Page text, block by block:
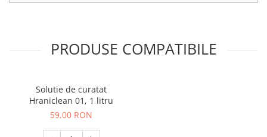
PRODUSE COMPATIBILE
Solutie de curatat
Hraniclean 01, 1 litru
59,00 RON